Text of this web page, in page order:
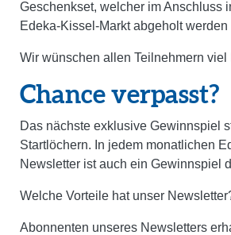
Geschenkset, welcher im Anschluss
Edeka-Kissel-Markt abgeholt werden
Wir wünschen allen Teilnehmern viel
Chance verpasst?
Das nächste exklusive Gewinnspiel
Startlöchern. In jedem monatlichen
Newsletter ist auch ein Gewinnspiel
Welche Vorteile hat unser
Abonnenten unseres Newsletters